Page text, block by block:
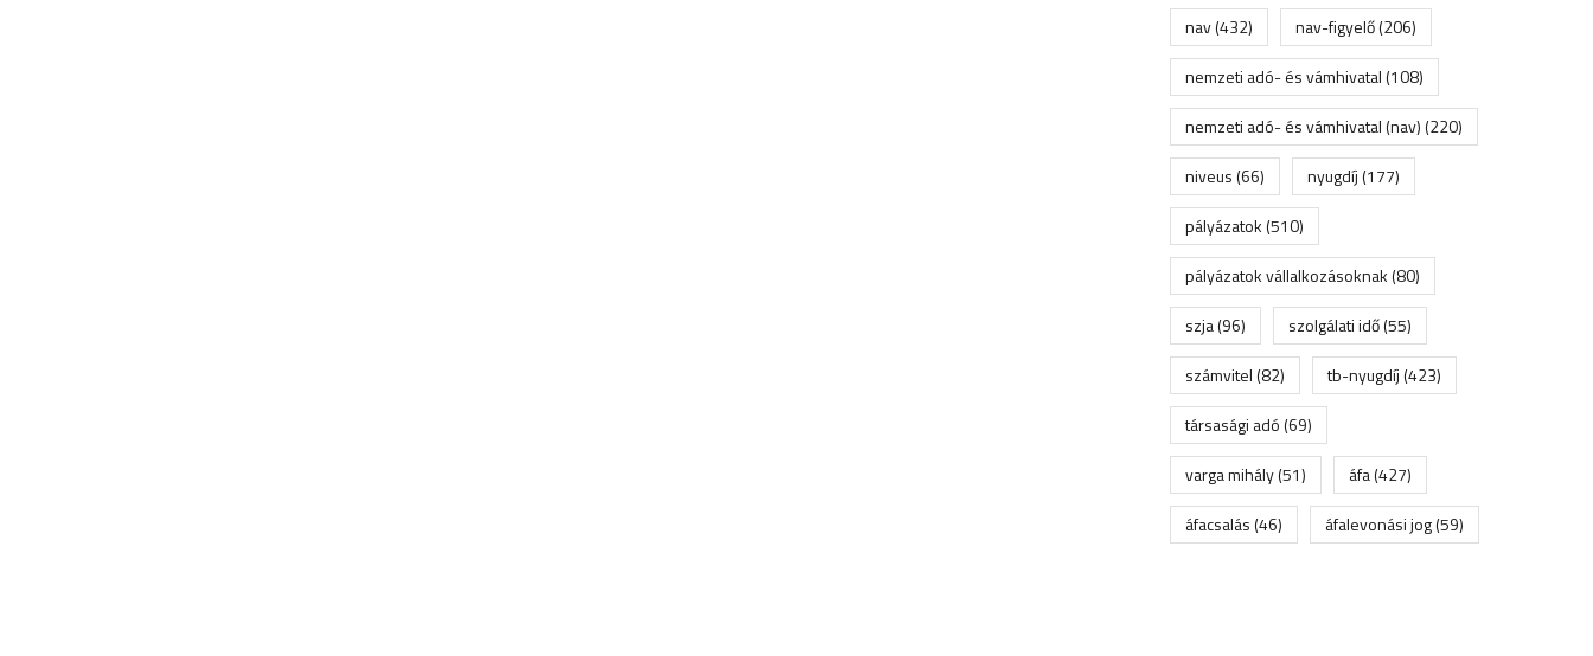
nav(432) nav-figyelő(206)
nemzeti adó- és vámhivatal(108)
nemzeti adó- és vámhivatal (nav)(220)
niveus(66) nyugdíj(177)
pályázatok(510)
pályázatok vállalkozásoknak(80)
szja(96) szolgálati idő(55)
számvitel(82) tb-nyugdíj(423)
társasági adó(69)
varga mihály(51) áfa(427)
áfacsalás(46) áfalevonási jog(59)